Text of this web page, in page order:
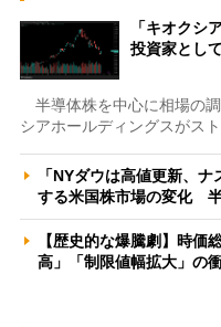
「キオクシ
投資家とし
半導体株を中心に相場の
シアホールディングスがス
「NYダウは高値更新、
する米国株市場の変化
【歴史的な爆騰劇】時価
高」「制限値幅拡大」